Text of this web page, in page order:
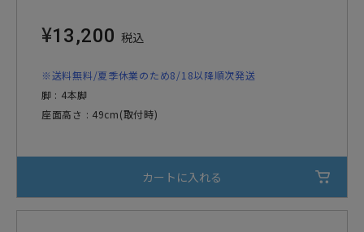
¥13,200 税込
※送料無料/夏季休業のため8/18以降順次発送
脚 : 4本脚
座面高さ : 49cm(取付時)
カートに入れる